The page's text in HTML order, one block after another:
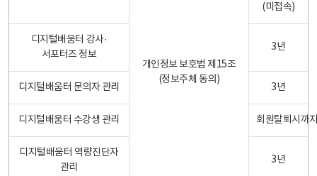
개인정보 보호법 제15조
(정보주체 동의)
(미접속)
디지털배움터 강사·
서포터즈 정보
3년
디지털배움터 문의자 관리 3년
디지털배움터 수강생 관리 회원탈퇴시까
디지털배움터 역량진단자
관리
3년